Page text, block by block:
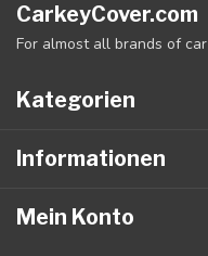
CarkeyCover.com
For almost all brands of car
Kategorien
Informationen
Mein Konto